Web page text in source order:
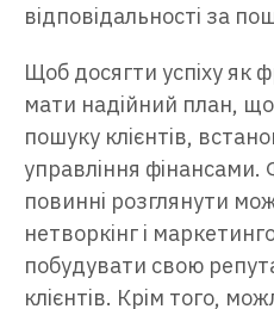
відповідальності за
Щоб досягти успіху як
мати надійний план,
пошуку клієнтів,
управління фінансами.
повинні розглянути
нетворкінг і
побудувати свою
клієнтів. Крім того,